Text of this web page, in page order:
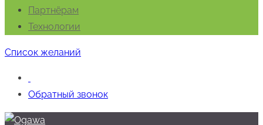
Партнёрам
Технологии
Список желаний
Обратный звонок